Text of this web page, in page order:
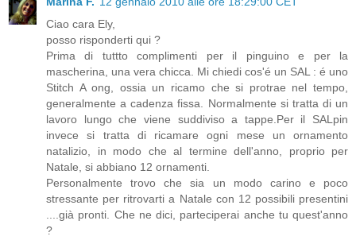
Ciao cara Ely,
posso risponderti qui ?
Prima di tuttto complimenti per il pinguino e per la
mascherina, una vera chicca. Mi chiedi cos'é un SAL : é uno
Stitch A ong, ossia un ricamo che si protrae nel tempo,
generalmente a cadenza fissa. Normalmente si tratta di un
lavoro lungo che viene suddiviso a tappe.Per il SALpin
invece si tratta di ricamare ogni mese un ornamento
natalizio, in modo che al termine dell'anno, proprio per
Natale, si abbiano 12 ornamenti.
Personalmente trovo che sia un modo carino e poco
stressante per ritrovarti a Natale con 12 possibili presentini
....già pronti. Che ne dici, parteciperai anche tu quest'anno
?